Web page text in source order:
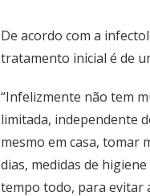
De acordo com a
tratamento inicial é de
“Infelizmente não tem
limitada, independente
mesmo em casa, tomar
dias, medidas de
tempo todo, para evitar